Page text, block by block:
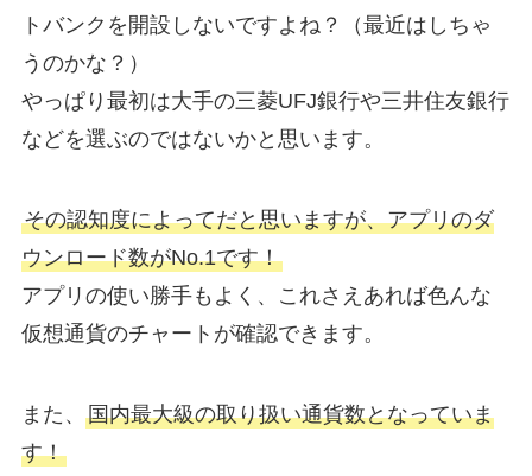
トバンクを開設しないですよね？（最近はしちゃ
うのかな？）
やっぱり最初は大手の三菱UFJ銀行や三井住友銀行
などを選ぶのではないかと思います。
その認知度によってだと思いますが、アプリのダ
ウンロード数がNo.1です！
アプリの使い勝手もよく、これさえあれば色んな
仮想通貨のチャートが確認できます。
また、 国内最大級の取り扱い通貨数となっていま
す！